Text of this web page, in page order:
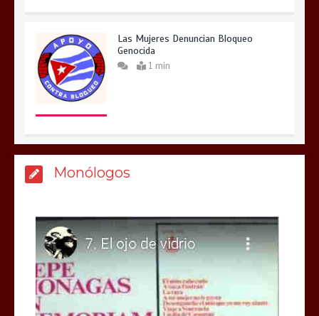
Las Mujeres Denuncian Bloqueo
Genocida
1 min
Monólogos